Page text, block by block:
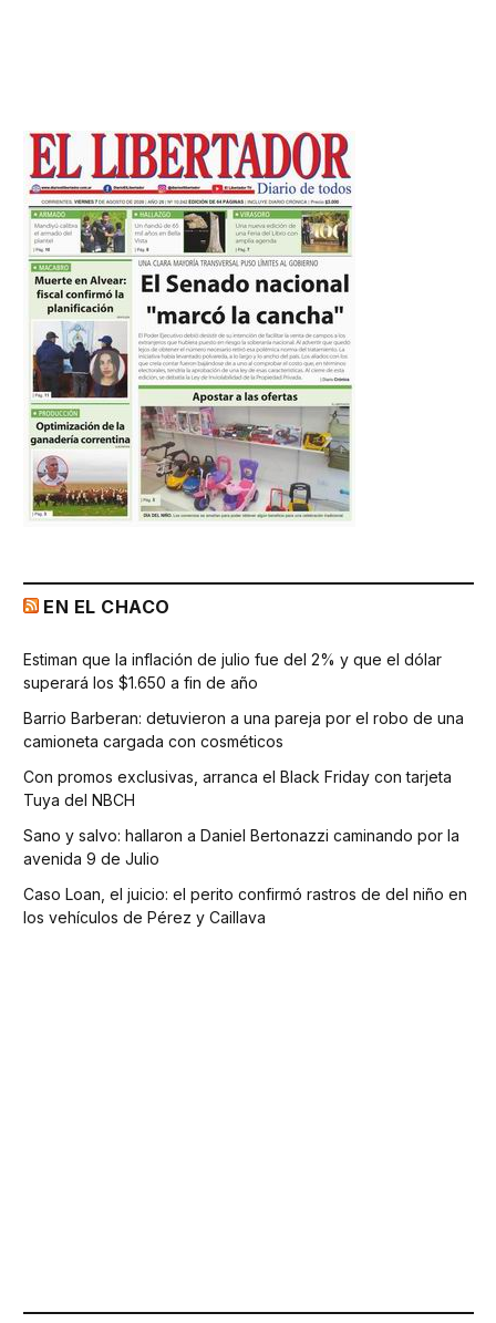
EN EL CHACO
Estiman que la inflación de julio fue del 2% y que el dólar
superará los $1.650 a fin de año
Barrio Barberan: detuvieron a una pareja por el robo de una
camioneta cargada con cosméticos
Con promos exclusivas, arranca el Black Friday con tarjeta
Tuya del NBCH
Sano y salvo: hallaron a Daniel Bertonazzi caminando por la
avenida 9 de Julio
Caso Loan, el juicio: el perito confirmó rastros de del niño en
los vehículos de Pérez y Caillava